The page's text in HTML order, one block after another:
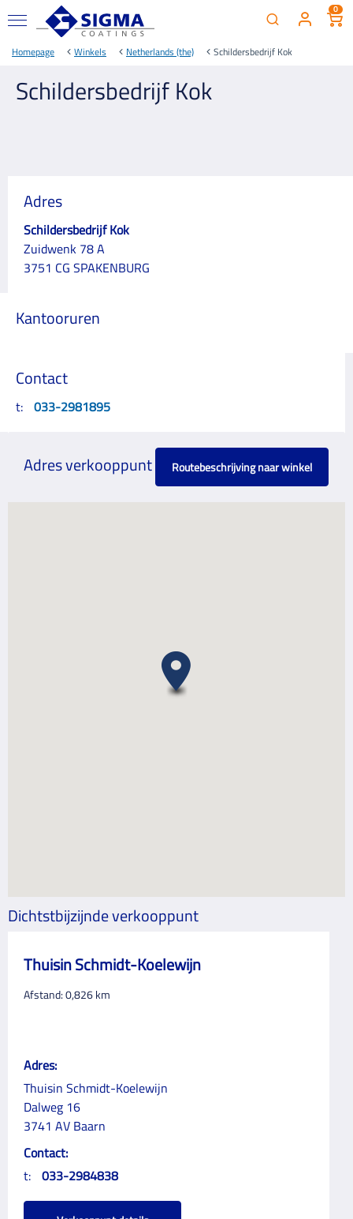
0
Homepage Winkels Netherlands (the) Schildersbedrijf Kok
Schildersbedrijf Kok
Adres
Schildersbedrijf Kok
Zuidwenk 78 A
3751 CG SPAKENBURG
Kantooruren
Contact
t: 033-2981895
Adres verkooppunt Routebeschrijving naar winkel
Dichtstbijzijnde verkooppunt
Thuisin Schmidt-Koelewijn
Afstand:0,826km
Adres:
Thuisin Schmidt-Koelewijn
Dalweg 16
3741 AV Baarn
Contact:
t: 033-2984838